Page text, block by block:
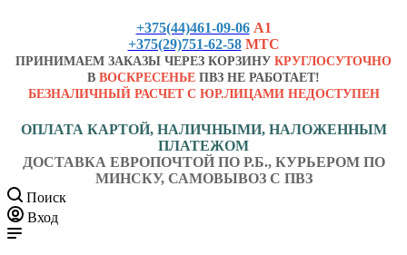
+375(44)461-09-06 А1
+375(29)751-62-58 МТС
ПРИНИМАЕМ ЗАКАЗЫ ЧЕРЕЗ КОРЗИНУ КРУГЛОСУТОЧНО
В ВОСКРЕСЕНЬЕ ПВЗ НЕ РАБОТАЕТ!
БЕЗНАЛИЧНЫЙ РАСЧЕТ С ЮР.ЛИЦАМИ НЕДОСТУПЕН
ОПЛАТА КАРТОЙ, НАЛИЧНЫМИ, НАЛОЖЕННЫМ
ПЛАТЕЖОМ
ДОСТАВКА ЕВРОПОЧТОЙ ПО Р.Б., КУРЬЕРОМ ПО
МИНСКУ, САМОВЫВОЗ С ПВЗ
Поиск
Вход